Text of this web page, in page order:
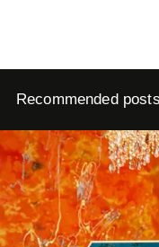
Recommended